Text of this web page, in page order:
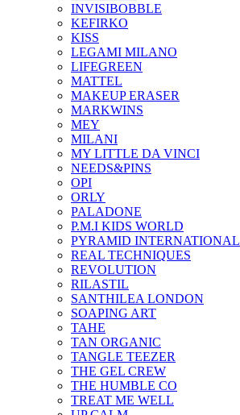
INVISIBOBBLE
KEFIRKO
KISS
LEGAMI MILANO
LIFEGREEN
MATTEL
MAKEUP ERASER
MARKWINS
MEY
MILANI
MY LITTLE DA VINCI
NEEDS&PINS
OPI
ORLY
PALADONE
P.M.I KIDS WORLD
PYRAMID INTERNATIONAL
REAL TECHNIQUES
REVOLUTION
RILASTIL
SANTHILEA LONDON
SOAPING ART
TAHE
TAN ORGANIC
TANGLE TEEZER
THE GEL CREW
THE HUMBLE CO
TREAT ME WELL